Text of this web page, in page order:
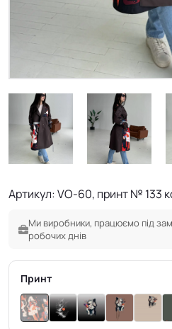
Артикул: VO-60, принт № 133
Ми виробники, працюємо під
робочих днів
Принт